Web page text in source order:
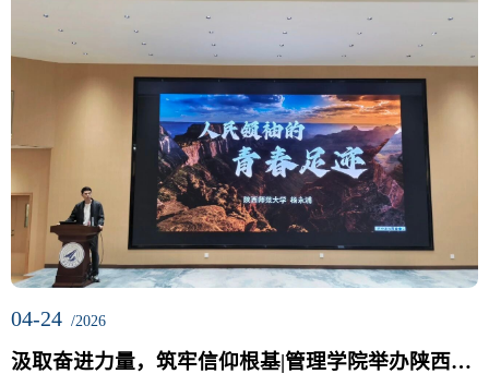
04-24 /2026
汲取奋进力量，筑牢信仰根基|管理学院举办陕西高校思政“金课”巡讲报告会